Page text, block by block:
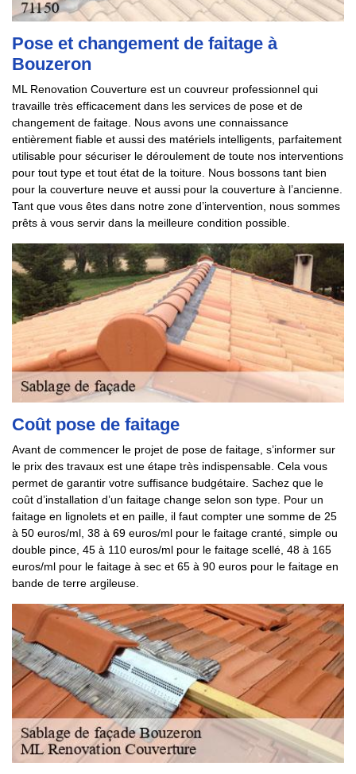
Pose et changement de faitage à
Bouzeron
ML Renovation Couverture est un couvreur professionnel qui
travaille très efficacement dans les services de pose et de
changement de faitage. Nous avons une connaissance
entièrement fiable et aussi des matériels intelligents, parfaitement
utilisable pour sécuriser le déroulement de toute nos interventions
pour tout type et tout état de la toiture. Nous bossons tant bien
pour la couverture neuve et aussi pour la couverture à l’ancienne.
Tant que vous êtes dans notre zone d’intervention, nous sommes
prêts à vous servir dans la meilleure condition possible.
Coût pose de faitage
Avant de commencer le projet de pose de faitage, s’informer sur
le prix des travaux est une étape très indispensable. Cela vous
permet de garantir votre suffisance budgétaire. Sachez que le
coût d’installation d’un faitage change selon son type. Pour un
faitage en lignolets et en paille, il faut compter une somme de 25
à 50 euros/ml, 38 à 69 euros/ml pour le faitage cranté, simple ou
double pince, 45 à 110 euros/ml pour le faitage scellé, 48 à 165
euros/ml pour le faitage à sec et 65 à 90 euros pour le faitage en
bande de terre argileuse.